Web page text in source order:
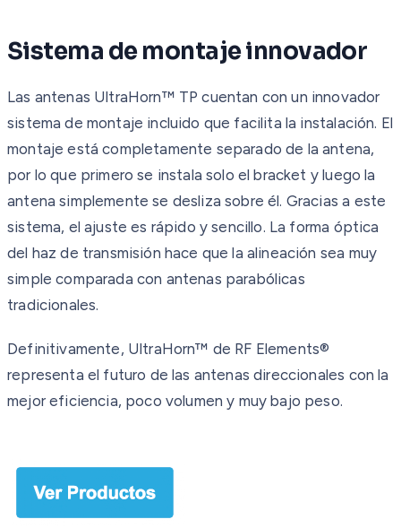
Sistema de montaje innovador
Las antenas UltraHorn™ TP cuentan con un innovador
sistema de montaje incluido que facilita la instalación. El
montaje está completamente separado de la antena,
por lo que primero se instala solo el bracket y luego la
antena simplemente se desliza sobre él. Gracias a este
sistema, el ajuste es rápido y sencillo. La forma óptica
del haz de transmisión hace que la alineación sea muy
simple comparada con antenas parabólicas
tradicionales.
Definitivamente, UltraHorn™ de RF Elements®
representa el futuro de las antenas direccionales con la
mejor eficiencia, poco volumen y muy bajo peso.